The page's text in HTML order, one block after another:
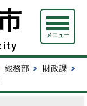
メニュー
総務部
財政課